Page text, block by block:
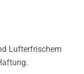
Lufterfrischern